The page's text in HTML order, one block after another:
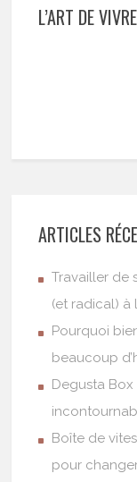
L’ART DE
ARTICLES
Travailler de
(et radical) à
Pourquoi
beaucoup
Degusta
Boîte de
pour